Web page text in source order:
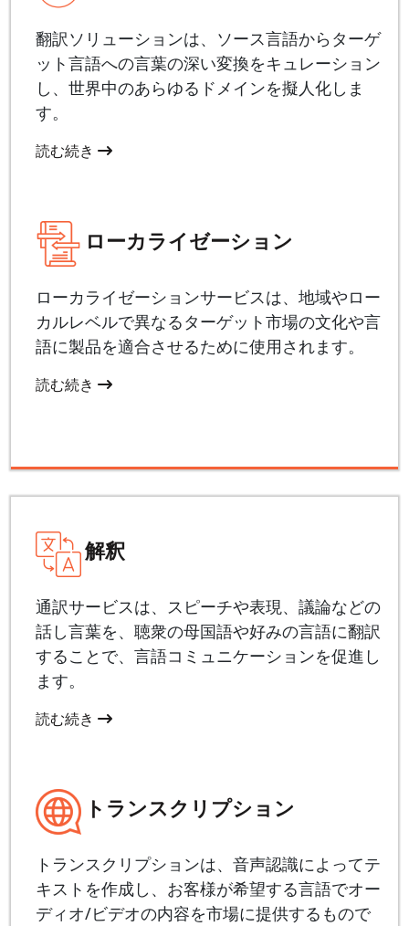
翻訳ソリューションは、ソース言語からターゲ
ット言語への言葉の深い変換をキュレーション
し、世界中のあらゆるドメインを擬人化しま
す。
読む続き
ローカライゼーション
ローカライゼーションサービスは、地域やロー
カルレベルで異なるターゲット市場の文化や言
語に製品を適合させるために使用されます。
読む続き
解釈
通訳サービスは、スピーチや表現、議論などの
話し言葉を、聴衆の母国語や好みの言語に翻訳
することで、言語コミュニケーションを促進し
ます。
読む続き
トランスクリプション
トランスクリプションは、音声認識によってテ
キストを作成し、お客様が希望する言語でオー
ディオ/ビデオの内容を市場に提供するもので